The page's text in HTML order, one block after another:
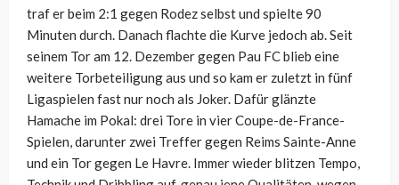
traf er beim 2:1 gegen Rodez selbst und spielte 90
Minuten durch. Danach flachte die Kurve jedoch ab. Seit
seinem Tor am 12. Dezember gegen Pau FC blieb eine
weitere Torbeteiligung aus und so kam er zuletzt in fünf
Ligaspielen fast nur noch als Joker. Dafür glänzte
Hamache im Pokal: drei Tore in vier Coupe-de-France-
Spielen, darunter zwei Treffer gegen Reims Sainte-Anne
und ein Tor gegen Le Havre. Immer wieder blitzen Tempo,